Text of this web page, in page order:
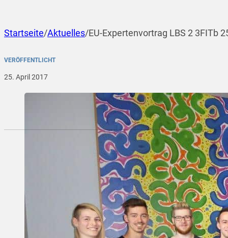
Startseite/Aktuelles/EU-Expertenvortrag LBS 2 3FITb
VERÖFFENTLICHT
25. April 2017